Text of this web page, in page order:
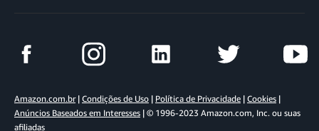
Amazon.com.br| Condições de Uso | Política de Privacidade | Cookies |
Anúncios Baseados em Interesses | © 1996-2023 Amazon.com, Inc. ou suas
afiliadas